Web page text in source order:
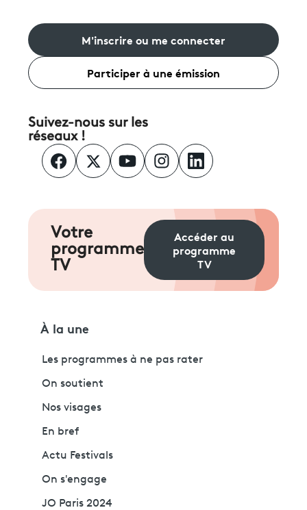
M'inscrire ou me connecter
Participer à une émission
Suivez-nous sur les
réseaux !
Votre
programme
TV
Accéder au
programme
TV
À la une
Les programmes à ne pas rater
On soutient
Nos visages
En bref
Actu Festivals
On s'engage
JO Paris 2024